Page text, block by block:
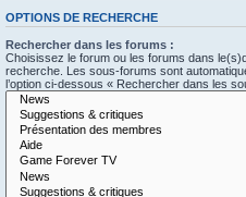
OPTIONS DE RECHERCHE
Rechercher dans les forums :
Choisissez le forum ou les forums dans
recherche. Les sous-forums sont
l’option ci-dessous « Rechercher dans les